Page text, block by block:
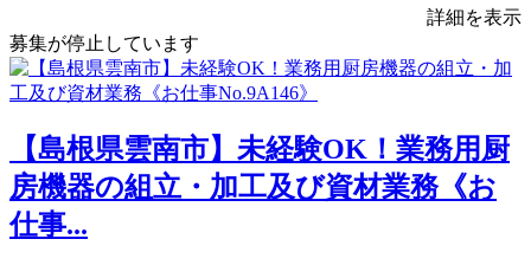
詳細を表示
募集が停止しています
【島根県雲南市】未経験OK！業務用厨
房機器の組立・加工及び資材業務《お
仕事...